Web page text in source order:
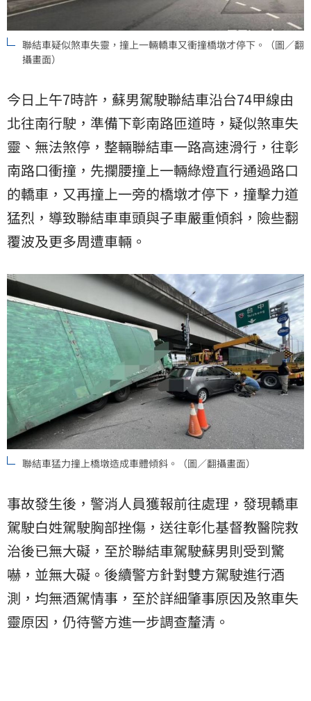
聯結車疑似煞車失靈，撞上一輛轎車又衝撞橋墩才停下。（圖／翻
攝畫面）
今日上午7時許，蘇男駕駛聯結車沿台74甲線由
北往南行駛，準備下彰南路匝道時，疑似煞車失
靈、無法煞停，整輛聯結車一路高速滑行，往彰
南路口衝撞，先攔腰撞上一輛綠燈直行通過路口
的轎車，又再撞上一旁的橋墩才停下，撞擊力道
猛烈，導致聯結車車頭與子車嚴重傾斜，險些翻
覆波及更多周遭車輛。
聯結車猛力撞上橋墩造成車體傾斜。（圖／翻攝畫面）
事故發生後，警消人員獲報前往處理，發現轎車
駕駛白姓駕駛胸部挫傷，送往彰化基督教醫院救
治後已無大礙，至於聯結車駕駛蘇男則受到驚
嚇，並無大礙。後續警方針對雙方駕駛進行酒
測，均無酒駕情事，至於詳細肇事原因及煞車失
靈原因，仍待警方進一步調查釐清。